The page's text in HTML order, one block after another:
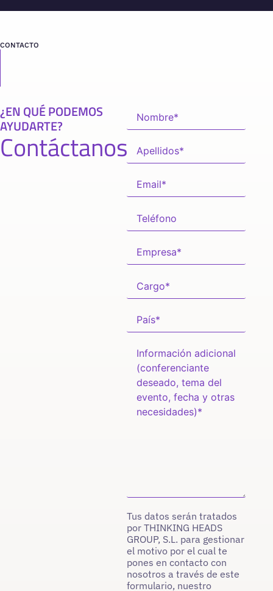
CONTACTO
¿EN QUÉ PODEMOS
AYUDARTE?
Contáctanos
Tus datos serán tratados
por THINKING HEADS
GROUP, S.L. para gestionar
el motivo por el cual te
pones en contacto con
nosotros a través de este
formulario, nuestro